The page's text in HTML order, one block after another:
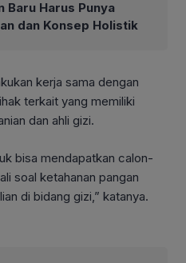
Baru Harus Punya
dan Konsep Holistik
kerja sama dengan
terkait yang memiliki
dan ahli gizi.
bisa mendapatkan calon-
soal ketahanan pangan
di bidang gizi,” katanya.